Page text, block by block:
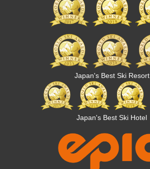
Japan's Best Ski Resort
Japan's Best Ski Hotel